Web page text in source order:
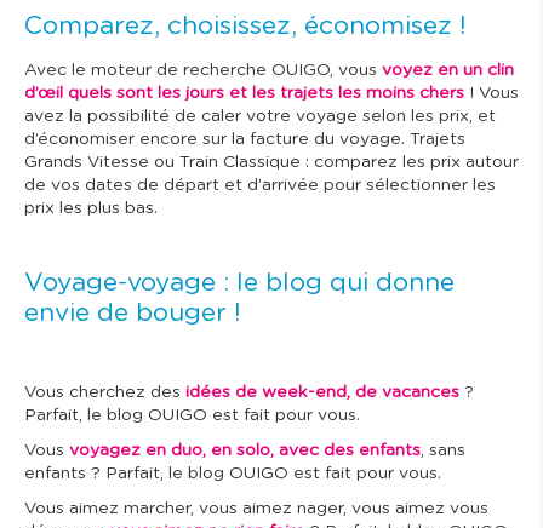
Comparez, choisissez, économisez !
Avec le moteur de recherche OUIGO, vous voyez en un clin
d’œil quels sont les jours et les trajets les moins chers ! Vous
avez la possibilité de caler votre voyage selon les prix, et
d’économiser encore sur la facture du voyage. Trajets
Grands Vitesse ou Train Classique : comparez les prix autour
de vos dates de départ et d’arrivée pour sélectionner les
prix les plus bas.
Voyage-voyage : le blog qui donne
envie de bouger !
Vous cherchez des idées de week-end, de vacances ?
Parfait, le blog OUIGO est fait pour vous.
Vous voyagez en duo, en solo, avec des enfants, sans
enfants ? Parfait, le blog OUIGO est fait pour vous.
Vous aimez marcher, vous aimez nager, vous aimez vous